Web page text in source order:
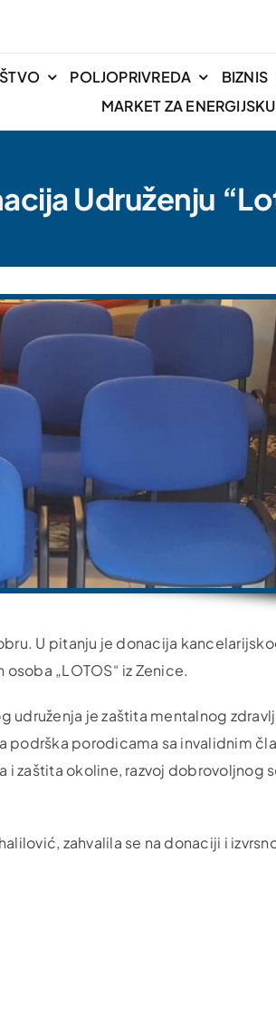
POLJOPRIVREDA BIZNIS
MARKET ZA
Udruženju
U pitanju je donacija
„LOTOS“ iz Zenice.
udruženja je zaštita mentalnog
porodicama sa invalidnim
zaštita okoline, razvoj dobrovoljnog
zahvalila se na donaciji i